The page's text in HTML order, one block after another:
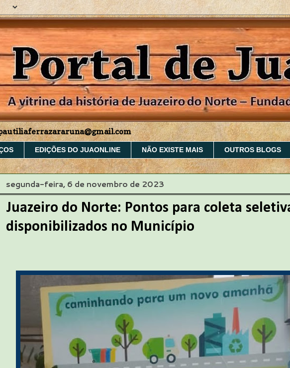
EDIÇÕES DO JUAONLINE NÃO EXISTE MAIS OUTROS BLOGS
segunda-feira, 6 de novembro de 2023
Juazeiro do Norte: Pontos para coleta
disponibilizados no Município